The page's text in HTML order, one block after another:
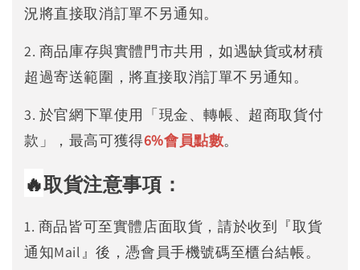
況將直接取消訂單不另通知。
2. 商品庫存與實體門市共用，如遇缺貨或材積
超過寄送範圍，將直接取消訂單不另通知。
3. 於官網下單使用「現金、轉帳、超商取貨付
款」，最高可獲得6%會員點數。
🔥取貨注意事項：
1. 商品皆可至實體店面取貨，請於收到『取貨
通知Mail』後，憑會員手機號碼至櫃台結帳。